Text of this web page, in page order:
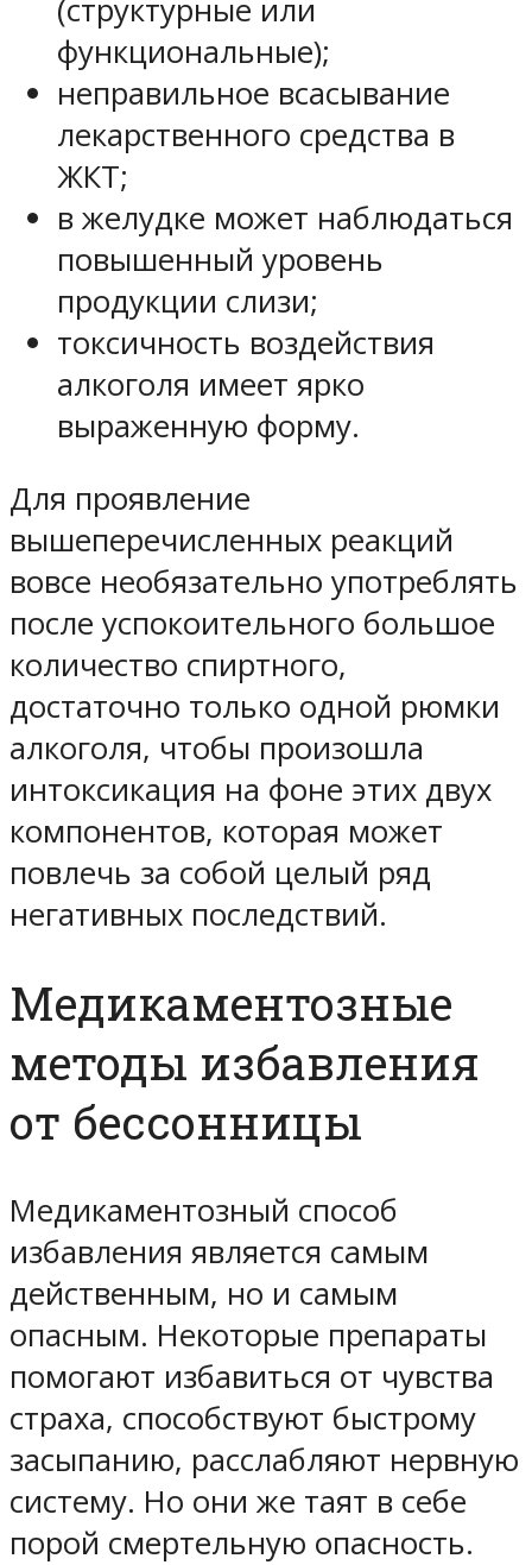
(структурные или
функциональные);
неправильное всасывание
лекарственного средства в
ЖКТ;
в желудке может наблюдаться
повышенный уровень
продукции слизи;
токсичность воздействия
алкоголя имеет ярко
выраженную форму.
Для проявление
вышеперечисленных реакций
вовсе необязательно употреблять
после успокоительного большое
количество спиртного,
достаточно только одной рюмки
алкоголя, чтобы произошла
интоксикация на фоне этих двух
компонентов, которая может
повлечь за собой целый ряд
негативных последствий.
Медикаментозные
методы избавления
от бессонницы
Медикаментозный способ
избавления является самым
действенным, но и самым
опасным. Некоторые препараты
помогают избавиться от чувства
страха, способствуют быстрому
засыпанию, расслабляют нервную
систему. Но они же таят в себе
порой смертельную опасность.